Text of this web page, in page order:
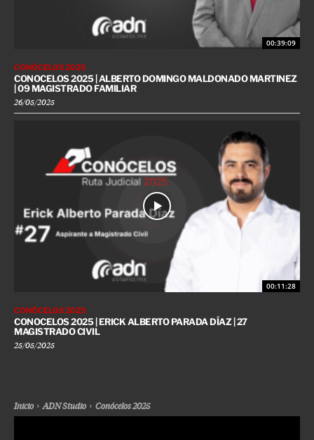
00:39:09
CONÓCELOS 2025
CONOCELOS 2025 | ALBERTO DOMINGO MALDONADO MARTINEZ
| 09 MAGISTRADO FAMILIAR
26/05/2025
00:11:28
CONÓCELOS 2025
CONOCELOS 2025 | ERICK ALBERTO PARADA DÍAZ | 27
MAGISTRADO CIVIL
25/05/2025